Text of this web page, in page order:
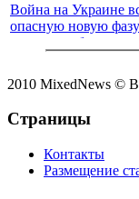
Война на Украине
опасную новую
жители с обеих
2010 MixedNews ©
Страницы
Контакты
Размещение